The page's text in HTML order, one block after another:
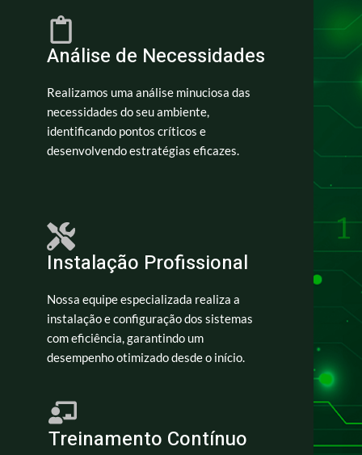
Análise de Necessidades
Realizamos uma análise minuciosa das
necessidades do seu ambiente,
identificando pontos críticos e
desenvolvendo estratégias eficazes.
Instalação Profissional
Nossa equipe especializada realiza a
instalação e configuração dos sistemas
com eficiência, garantindo um
desempenho otimizado desde o início.
Treinamento Contínuo